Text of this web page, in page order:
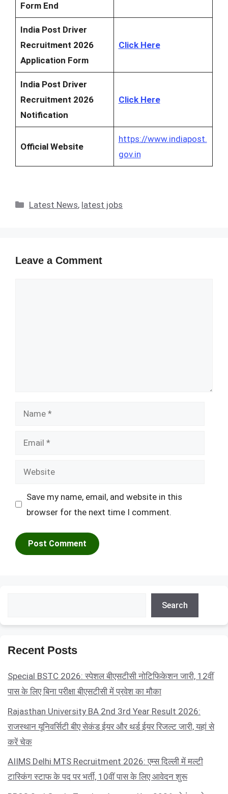
Form End
India Post Driver
Recruitment 2026
Application Form
Click Here
India Post Driver
Recruitment 2026
Notification
Click Here
Official Website
https://www.indiapost.
gov.in
Categories
Latest News, latest jobs
Leave a Comment
Name
Email
Website
Save my name, email, and website in this
browser for the next time I comment.
Search
Recent Posts
Special BSTC 2026: स्पेशल बीएसटीसी नोटिफिकेशन जारी, 12वीं
पास के लिए बिना परीक्षा बीएसटीसी में प्रवेश का मौका
Rajasthan University BA 2nd 3rd Year Result 2026:
राजस्थान यूनिवर्सिटी बीए सेकंड ईयर और थर्ड ईयर रिजल्ट जारी, यहां से
करें चेक
AIIMS Delhi MTS Recruitment 2026: एम्स दिल्ली में मल्टी
टास्किंग स्टाफ के पद पर भर्ती, 10वीं पास के लिए आवेदन शुरू